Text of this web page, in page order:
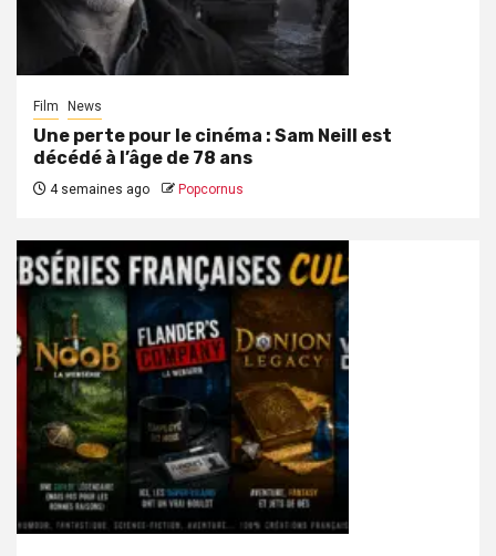
Film News
Une perte pour le cinéma : Sam Neill est
décédé à l’âge de 78 ans
4 semaines ago Popcornus